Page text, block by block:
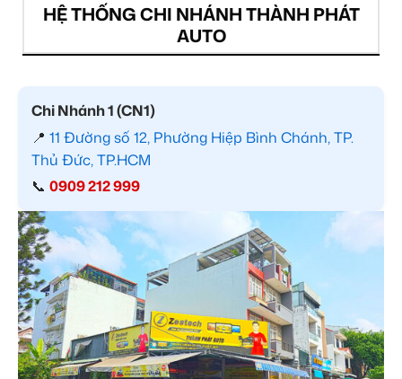
HỆ THỐNG CHI NHÁNH THÀNH PHÁT
AUTO
Chi Nhánh 1 (CN1)
📍 11 Đường số 12, Phường Hiệp Bình Chánh, TP.
Thủ Đức, TP.HCM
📞 0909 212 999